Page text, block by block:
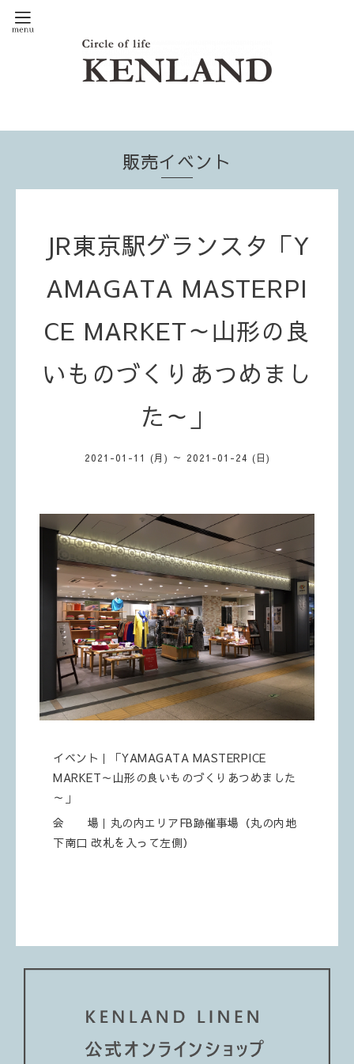
販売イベント
JR東京駅グランスタ「Y
AMAGATA MASTERPI
CE MARKET～山形の良
いものづくりあつめまし
た～」
2021-01-11 (月) ～ 2021-01-24 (日)
イベント｜「YAMAGATA MASTERPICE
MARKET～山形の良いものづくりあつめました
～」
会 場｜丸の内エリアFB跡催事場（丸の内地
下南口 改札を入って左側）